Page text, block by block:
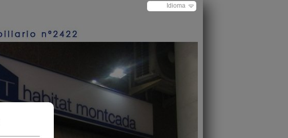
Idioma